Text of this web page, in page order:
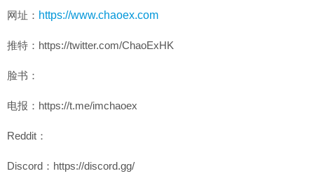
网址： https://www.chaoex.com
推特：https://twitter.com/ChaoExHK
脸书：
电报：https://t.me/imchaoex
Reddit：
Discord：https://discord.gg/